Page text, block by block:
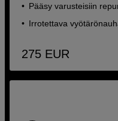
Pääsy varusteisiin
Irrotettava
275 EUR